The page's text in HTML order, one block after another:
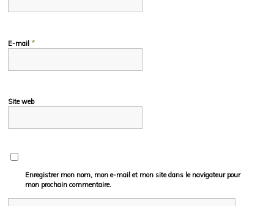
E-mail *
Site web
Enregistrer mon nom, mon e-mail et mon site dans le navigateur pour
mon prochain commentaire.